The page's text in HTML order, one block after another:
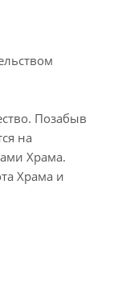
Позабыв
на
Храма.
Храма и